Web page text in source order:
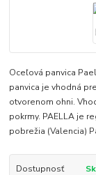
Oceľová panvica
panvica je vhodná
otvorenom ohni.
pokrmy. PAELLA je
pobrežia (Valencia)
Dostupnosť